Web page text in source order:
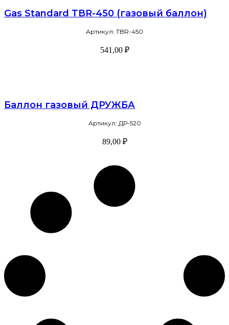
Gas Standard TBR-450 (газовый баллон)
Артикул: TBR-450
541,00 ₽
Баллон газовый ДРУЖБА
Артикул: ДР-520
89,00 ₽